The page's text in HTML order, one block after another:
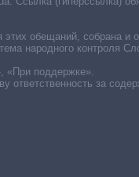
обещаний, собрана и
народного контроля
«При поддержке».
ответственность за